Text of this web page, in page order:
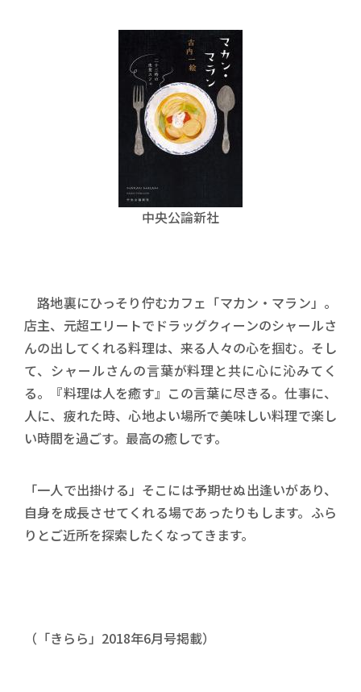
中央公論新社
路地裏にひっそり佇むカフェ「マカン・マラン」。
店主、元超エリートでドラッグクィーンのシャールさ
んの出してくれる料理は、来る人々の心を掴む。そし
て、シャールさんの言葉が料理と共に心に沁みてく
る。『料理は人を癒す』この言葉に尽きる。仕事に、
人に、疲れた時、心地よい場所で美味しい料理で楽し
い時間を過ごす。最高の癒しです。
「一人で出掛ける」そこには予期せぬ出逢いがあり、
自身を成長させてくれる場であったりもします。ふら
りとご近所を探索したくなってきます。
（「きらら」2018年6月号掲載）